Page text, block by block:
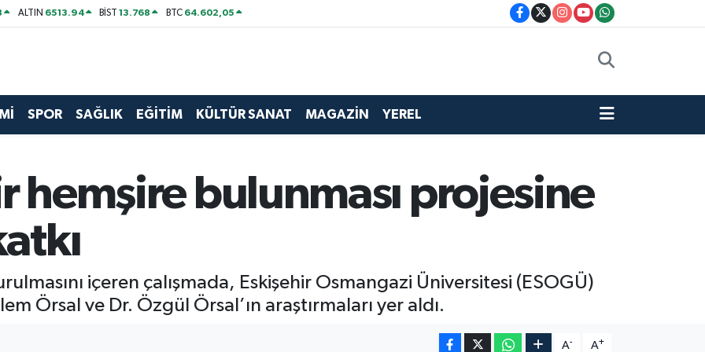
ALTIN 6513.94 BİST13.768 BTC 64.602,05
SPOR SAĞLIK EĞİTİM KÜLTÜR SANAT MAGAZİN YEREL
hemşire bulunması projesine
içeren çalışmada, Eskişehir Osmangazi Üniversitesi (ESOGÜ)
Örsal ve Dr. Özgül Örsal’ın araştırmaları yer aldı.
A- A+